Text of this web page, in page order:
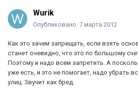
Wurik
Опубликовано: 7 марта 2012
Как это зачем запрещать, если взять
станет очевидно, что это по большому
Поэтому и надо всем запретить. А
уже есть, и это не помогает, надо убрать
улиц. Звучит как бред.